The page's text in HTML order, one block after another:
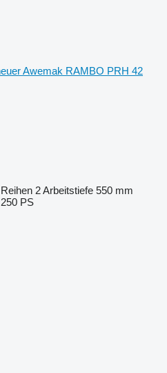
Awemak RAMBO PRH 42
2Arbeitstiefe 550 mm
250 PS